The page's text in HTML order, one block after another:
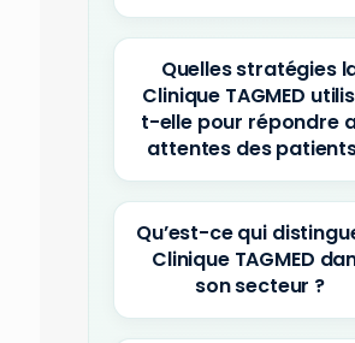
Quelles stratégies
Clinique TAGMED
t-elle pour répondre
attentes des
Qu’est-ce qui
Clinique TAGMED
son secteur ?